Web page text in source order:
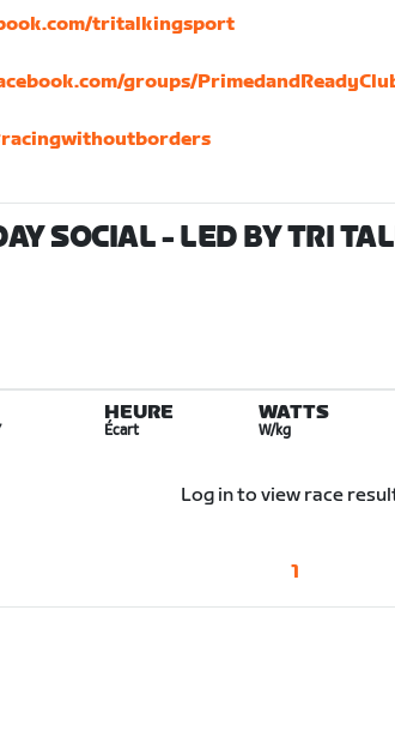
tritalkingsport
groups/
SOCIAL - LED BY TRI
HEURE
Écart
WATTS
W/kg
Log in to view race
1